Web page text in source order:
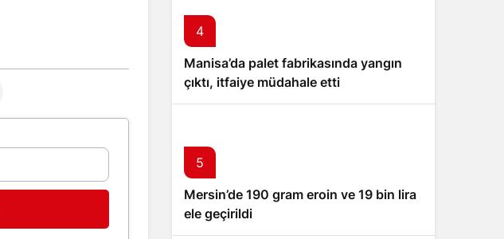
4
Manisa’da palet fabrikasında yangın
çıktı, itfaiye müdahale etti
5
Mersin’de 190 gram eroin ve 19 bin lira
ele geçirildi